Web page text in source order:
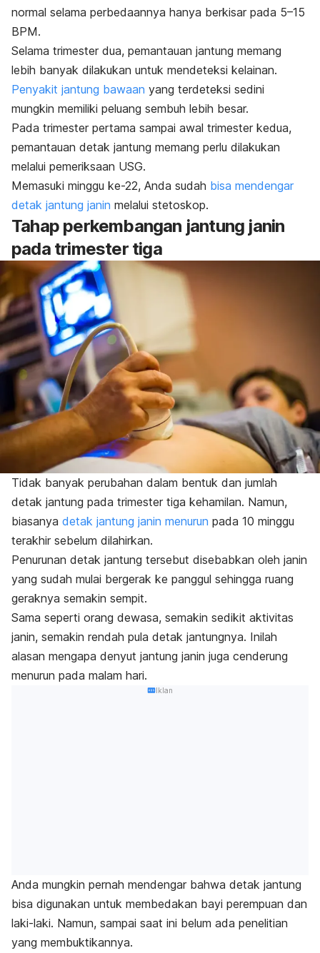
normal selama perbedaannya hanya berkisar pada 5–15
BPM.
Selama trimester dua, pemantauan jantung memang
lebih banyak dilakukan untuk mendeteksi kelainan.
Penyakit jantung bawaan yang terdeteksi sedini
mungkin memiliki peluang sembuh lebih besar.
Pada trimester pertama sampai awal trimester kedua,
pemantauan detak jantung memang perlu dilakukan
melalui pemeriksaan USG.
Memasuki minggu ke-22, Anda sudah bisa mendengar
detak jantung janin melalui stetoskop.
Tahap perkembangan jantung janin
pada trimester tiga
Tidak banyak perubahan dalam bentuk dan jumlah
detak jantung pada trimester tiga kehamilan. Namun,
biasanya detak jantung janin menurun pada 10 minggu
terakhir sebelum dilahirkan.
Penurunan detak jantung tersebut disebabkan oleh janin
yang sudah mulai bergerak ke panggul sehingga ruang
geraknya semakin sempit.
Sama seperti orang dewasa, semakin sedikit aktivitas
janin, semakin rendah pula detak jantungnya. Inilah
alasan mengapa denyut jantung janin juga cenderung
menurun pada malam hari.
Iklan
Anda mungkin pernah mendengar bahwa detak jantung
bisa digunakan untuk membedakan bayi perempuan dan
laki-laki. Namun, sampai saat ini belum ada penelitian
yang membuktikannya.